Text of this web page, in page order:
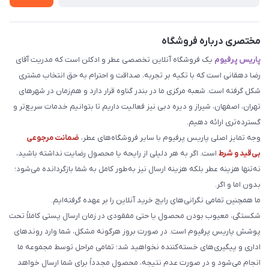
مختصری درباره فروشگاه
پاریس پرفیوم یک فروشگاه آنلاین تخصصی عطر و ادکلن است که مدریت آقای
رضا دهقانی است که با تکیه بر تجربه، صداقت و احترام به حق انتخاب مشتری
شکل گرفته است. شعبه مرکزی ما در بندر گناوه قرار دارد و هم‌زمان در شهرهای
تهران، اصفهان، شیراز و دیره دبی نیز فعالیت داریم تا بتوانیم خدمات سریع‌تر و
گسترده‌تری ارائه دهیم.
وجه تمایز اصلی پاریس پرفیوم با سایر فروشگاه‌های عطر، ضمانت مرجوعی
بی‌قید و شرط است. اگر به هر دلیلی از رایحه یا محصول رضایت نداشته باشید،
نه‌تنها هزینه عطر بلکه هزینه ارسال نیز به‌طور کامل به شما بازگردانده می‌شود؛
بدون اما و اگر.
ما همچنین تمامی نگرانی‌های رایج خرید آنلاین را بر عهده گرفته‌ایم.
شکستگی، معیوب بودن محصول یا حتی مفقودی در زمان ارسال پستی کاملاً تحت
پوشش پاریس پرفیوم است. در صورت بروز هرگونه مشکل، شما وارد روندهای
اداری و پیگیری‌های خسته‌کننده نخواهید شد؛ تمامی مراحل توسط مجموعه ما
انجام می‌شود و در صورت عدم نتیجه، محصول مجدداً برای شما ارسال خواهد